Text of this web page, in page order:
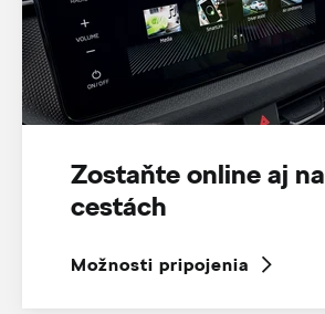
Zostaňte online aj na
cestách
Možnosti pripojenia